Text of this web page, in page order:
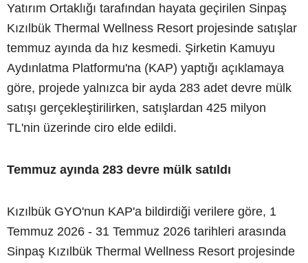
Yatırım Ortaklığı tarafından hayata geçirilen Sinpaş
Kızılbük Thermal Wellness Resort projesinde satışlar
temmuz ayında da hız kesmedi. Şirketin Kamuyu
Aydınlatma Platformu'na (KAP) yaptığı açıklamaya
göre, projede yalnızca bir ayda 283 adet devre mülk
satışı gerçekleştirilirken, satışlardan 425 milyon
TL'nin üzerinde ciro elde edildi.
Temmuz ayında 283 devre mülk satıldı
Kızılbük GYO'nun KAP'a bildirdiği verilere göre, 1
Temmuz 2026 - 31 Temmuz 2026 tarihleri arasında
Sinpaş Kızılbük Thermal Wellness Resort projesinde